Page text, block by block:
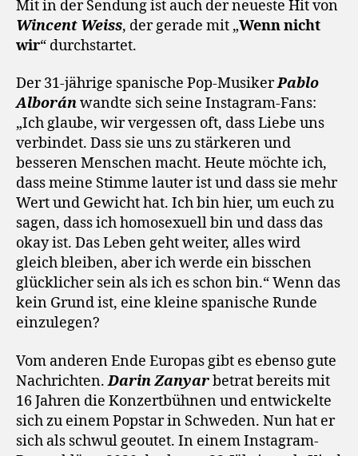
Mit in der Sendung ist auch der neueste Hit von
Wincent Weiss, der gerade mit „Wenn nicht
wir“ durchstartet.
Der 31-jährige spanische Pop-MusikerPablo
Alboránwandte sich seine Instagram-Fans:
„Ich glaube, wir vergessen oft, dass Liebe uns
verbindet. Dass sie uns zu stärkeren und
besseren Menschen macht. Heute möchte ich,
dass meine Stimme lauter ist und dass sie mehr
Wert und Gewicht hat. Ich bin hier, um euch zu
sagen, dass ich homosexuell bin und dass das
okay ist. Das Leben geht weiter, alles wird
gleich bleiben, aber ich werde ein bisschen
glücklicher sein als ich es schon bin.“ Wenn das
kein Grund ist, eine kleine spanische Runde
einzulegen?
Vom anderen Ende Europas gibt es ebenso gute
Nachrichten.Darin Zanyarbetrat bereits mit
16 Jahren die Konzertbühnen und entwickelte
sich zu einem Popstar in Schweden. Nun hat er
sich als schwul geoutet. In einem Instagram-